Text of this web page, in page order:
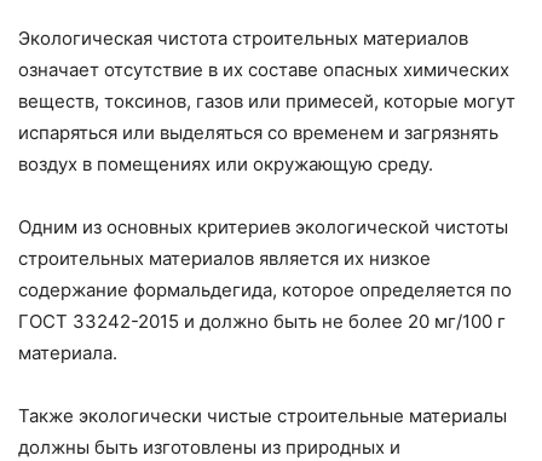
Экологическая чистота строительных материалов
означает отсутствие в их составе опасных химических
веществ, токсинов, газов или примесей, которые могут
испаряться или выделяться со временем и загрязнять
воздух в помещениях или окружающую среду.
Одним из основных критериев экологической чистоты
строительных материалов является их низкое
содержание формальдегида, которое определяется по
ГОСТ 33242-2015 и должно быть не более 20 мг/100 г
материала.
Также экологически чистые строительные материалы
должны быть изготовлены из природных и